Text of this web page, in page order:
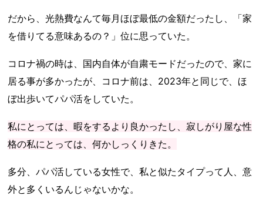
だから、光熱費なんて毎月ほぼ最低の金額だったし、「家
を借りてる意味あるの？」位に思っていた。
コロナ禍の時は、国内自体が自粛モードだったので、家に
居る事が多かったが、コロナ前は、2023年と同じで、ほ
ぼ出歩いてパパ活をしていた。
私にとっては、暇をするより良かったし、寂しがり屋な性
格の私にとっては、何かしっくりきた。
多分、パパ活している女性で、私と似たタイプって人、意
外と多くいるんじゃないかな。